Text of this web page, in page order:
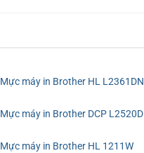
Mực máy in Brother HL L2361DN
Mực máy in Brother DCP L2520D
Mực máy in Brother HL 1211W